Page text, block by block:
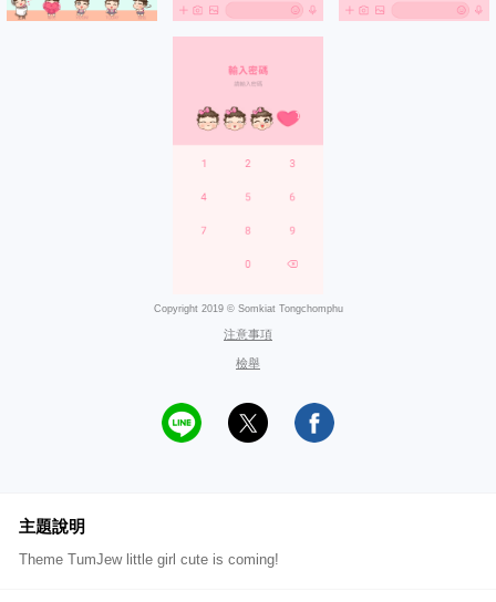
Copyright 2019 © Somkiat Tongchomphu
注意事項
檢舉
主題說明
Theme TumJew little girl cute is coming!